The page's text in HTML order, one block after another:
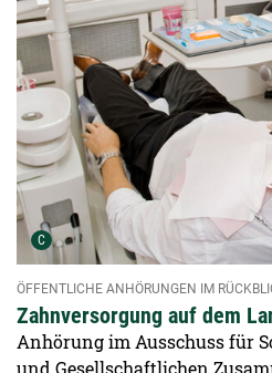
C Urheber der Grafik:
Zahnversorgung auf dem
ÖFFENTLICHE ANHÖRUNGEN IM
Anhörung im Ausschuss für